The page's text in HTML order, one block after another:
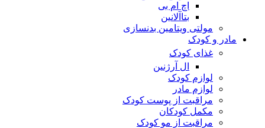
اچ ام بی
بتاآلانین
مولتی ویتامین بدنسازی
مادر و کودک
غذای کودک
ال آرژنین
لوازم کودک
لوازم مادر
مراقبت از پوست کودک
مکمل کودکان
مراقبت از مو کودک